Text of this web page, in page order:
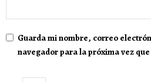
Guarda mi nombre, correo
navegador para la próxima vez